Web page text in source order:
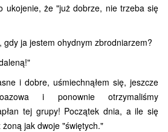
ukojenie, że "już dobrze, nie trzeba się
ja jestem ohydnym zbrodniarzem?
i dobre, uśmiechnąłem się, jeszcze
i ponownie otrzymaliśmy
tej grupy! Początek dnia, a ile się
jak dwoje "świętych."